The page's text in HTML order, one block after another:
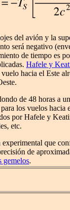
del avión y la
será negativo
de tiempo es
Hafele y
hacia el Este
de 48 horas a
los vuelos hacia
por Hafele y
etc.
experimental que
de
gemelos.